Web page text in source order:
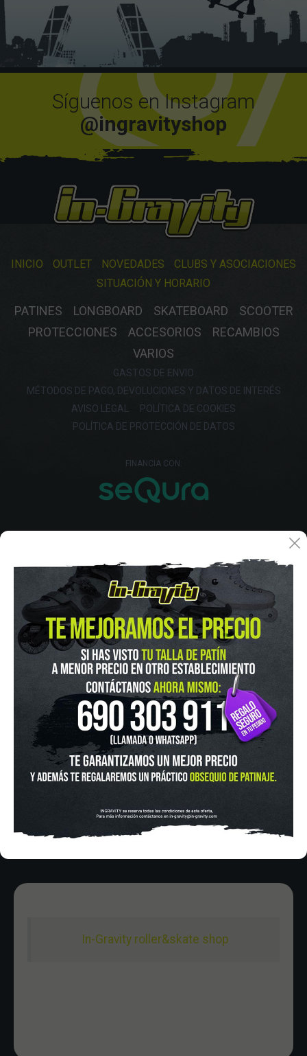
Síguenos en Instagram
@ingravityshop
INICIO OUTLET NOVEDADES
CLUBS Y ASOCIACIONES
SITUACIÓN Y HORARIO
PATINES LONGBOARD SKATEBOARD
SCOOTER
PROTECCIONES
ACCESORIOS
RECAMBIOS
VARIOS
GASTOS DE ENVIO
MÉTODOS DE PAGO, DEVOLUCIONES Y DATOS DE INTERÉS
AVISO LEGAL
POLÍTICA DE COOKIES
POLÍTICA DE PROTECCIÓN DE DATOS
FINANCIA CON:
In-Gravity roller&skate shop
IN-GRAVITY MADRID RETIRO
Pza. Mariano de Cavia, 2
Tel.:915 524 553
in-gravity@in-gravity.com
HORARIO
Lunes a Viernes de 12:00 - 20:30
Sabado De 10:00 - 20:30